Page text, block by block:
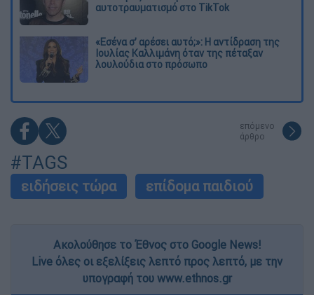
αυτοτραυματισμό στο TikTok
«Εσένα σ’ αρέσει αυτό;»: Η αντίδραση της
Ιουλίας Καλλιμάνη όταν της πέταξαν
λουλούδια στο πρόσωπο
επόμενο
άρθρο
#TAGS
ειδήσεις τώρα επίδομα παιδιού
Ακολούθησε το Έθνος στο Google News!
Live όλες οι εξελίξεις λεπτό προς λεπτό, με την
υπογραφή του www.ethnos.gr